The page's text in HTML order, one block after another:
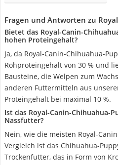
Fragen und Antworten zu
Bietet das Royal-Canin-
hohen Proteingehalt?
Ja, da Royal-Canin-Chihuahua-
Rohproteingehalt von 30 % und
Bausteine, die Welpen zum
anderen Futtermitteln aus
Proteingehalt bei maximal 10 %.
Ist das Royal-Canin-Chihuahua-
Nassfutter?
Nein, wie die meisten Royal-
Vergleich ist das Chihuahua-
Trockenfutter, das in Form von